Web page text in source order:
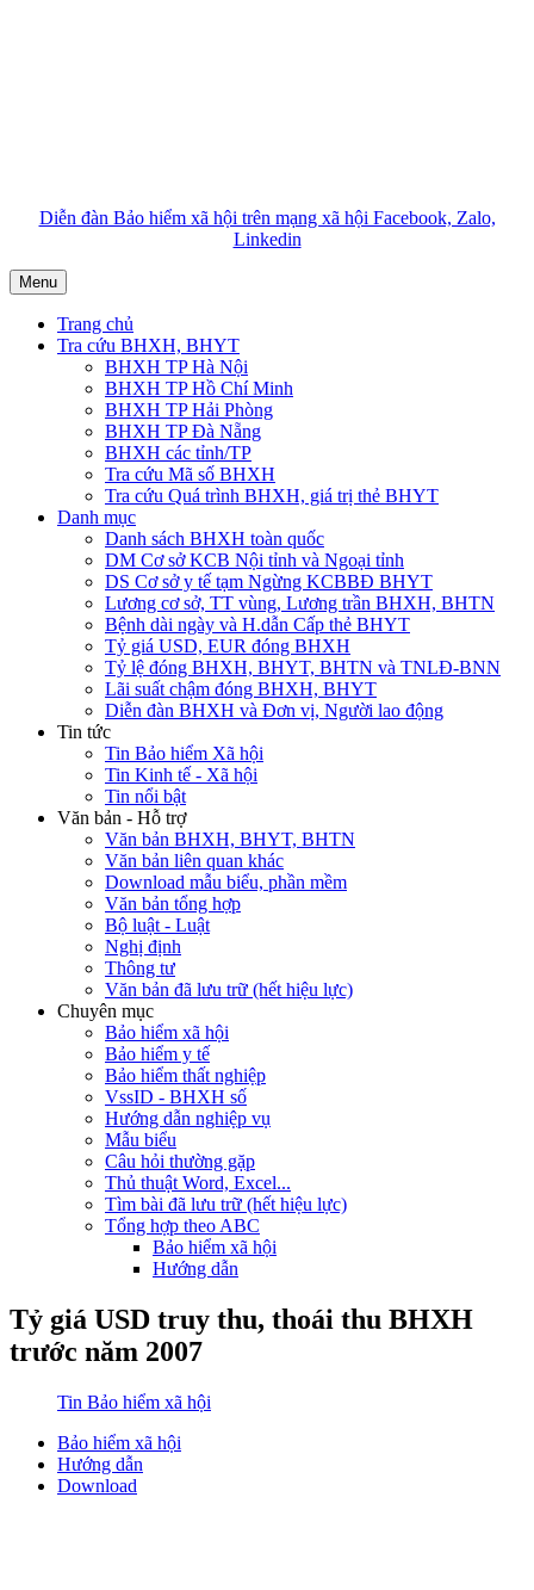
Diễn đàn Bảo hiểm xã hội trên mạng xã hội Facebook, Zalo,
Linkedin
Menu
Trang chủ
Tra cứu BHXH, BHYT
BHXH TP Hà Nội
BHXH TP Hồ Chí Minh
BHXH TP Hải Phòng
BHXH TP Đà Nẵng
BHXH các tỉnh/TP
Tra cứu Mã số BHXH
Tra cứu Quá trình BHXH, giá trị thẻ BHYT
Danh mục
Danh sách BHXH toàn quốc
DM Cơ sở KCB Nội tỉnh và Ngoại tỉnh
DS Cơ sở y tế tạm Ngừng KCBBĐ BHYT
Lương cơ sở, TT vùng, Lương trần BHXH, BHTN
Bệnh dài ngày và H.dẫn Cấp thẻ BHYT
Tỷ giá USD, EUR đóng BHXH
Tỷ lệ đóng BHXH, BHYT, BHTN và TNLĐ-BNN
Lãi suất chậm đóng BHXH, BHYT
Diễn đàn BHXH và Đơn vị, Người lao động
Tin tức
Tin Bảo hiểm Xã hội
Tin Kinh tế - Xã hội
Tin nổi bật
Văn bản - Hỗ trợ
Văn bản BHXH, BHYT, BHTN
Văn bản liên quan khác
Download mẫu biểu, phần mềm
Văn bản tổng hợp
Bộ luật - Luật
Nghị định
Thông tư
Văn bản đã lưu trữ (hết hiệu lực)
Chuyên mục
Bảo hiểm xã hội
Bảo hiểm y tế
Bảo hiểm thất nghiệp
VssID - BHXH số
Hướng dẫn nghiệp vụ
Mẫu biểu
Câu hỏi thường gặp
Thủ thuật Word, Excel...
Tìm bài đã lưu trữ (hết hiệu lực)
Tổng hợp theo ABC
Bảo hiểm xã hội
Hướng dẫn
Tỷ giá USD truy thu, thoái thu BHXH
trước năm 2007
Tin Bảo hiểm xã hội
Bảo hiểm xã hội
Hướng dẫn
Download